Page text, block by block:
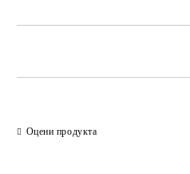
Оцени продукта